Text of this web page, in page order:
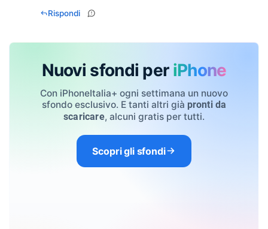
Rispondi
Nuovi sfondi per iPhone
Con iPhoneItalia+ ogni settimana un nuovo
sfondo esclusivo. E tanti altri già pronti da
scaricare, alcuni gratis per tutti.
Scopri gli sfondi